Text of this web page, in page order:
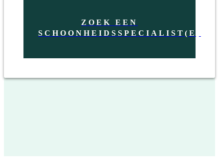
ZOEK EEN
SCHOONHEIDSSPECIALIST(E)